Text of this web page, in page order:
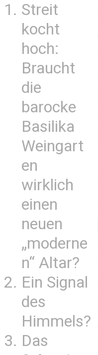
Streit
kocht
hoch:
Braucht
die
barocke
Basilika
Weingart
en
wirklich
einen
neuen
„moderne
n“ Altar?
Ein Signal
des
Himmels?
Das